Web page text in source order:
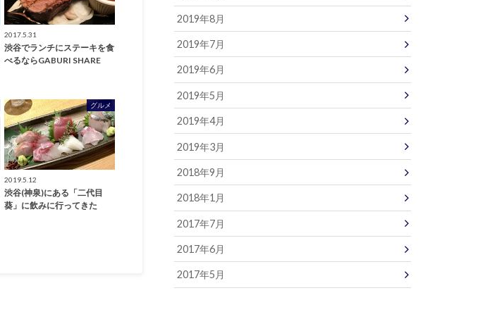
2017.5.31
渋谷でランチにステーキを食
べるならGABURI SHARE
グルメ
2019.5.12
渋谷(神泉)にある「二代目
葵」に飲みに行ってきた
2019年8月
2019年7月
2019年6月
2019年5月
2019年4月
2019年3月
2018年9月
2018年1月
2017年7月
2017年6月
2017年5月